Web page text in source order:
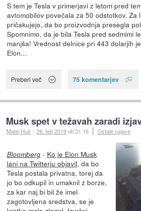
S tem je Tesla v primerjavi z letom pred
avtomobilov povečala za 50 odstotkov. Za
pričakujejo, da bo proizvodnja presegla
Spomnimo, da je bila Tesla pred sedmimi
manjša! Vrednost delnice pri 443 dolarjih
Elon...
Preberi več 75 komentarjev
Musk spet v težavah zaradi
Matej Huš ::26. feb 2019ob 21:16 Ostale najave
Bloomberg- Ko je Elon Musk
lani na Twitterju objavil, da bo
Tesla postala privatna, torej da
jo bo odkupil in umaknil z borze,
za kar naj bi bil že imel
zagotovljena sredstva, se je